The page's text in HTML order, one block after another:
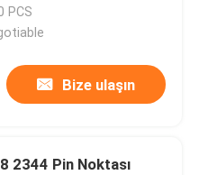
PCS
Bize ulaşın
2344 Pin Noktası